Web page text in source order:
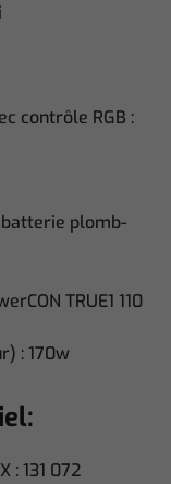
contrôle RGB :
plomb-
TRUE1 110
: 170w
: 131 072